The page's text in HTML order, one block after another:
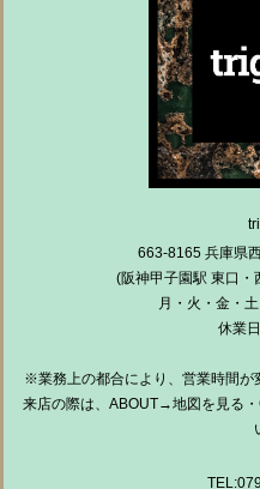
663-8165 兵庫県
(阪神甲子園駅 東口・
月・火・金・
休業
※業務上の都合により、営業時間が
来店の際は、ABOUT→地図を見る